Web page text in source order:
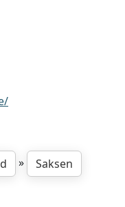
» Saksen